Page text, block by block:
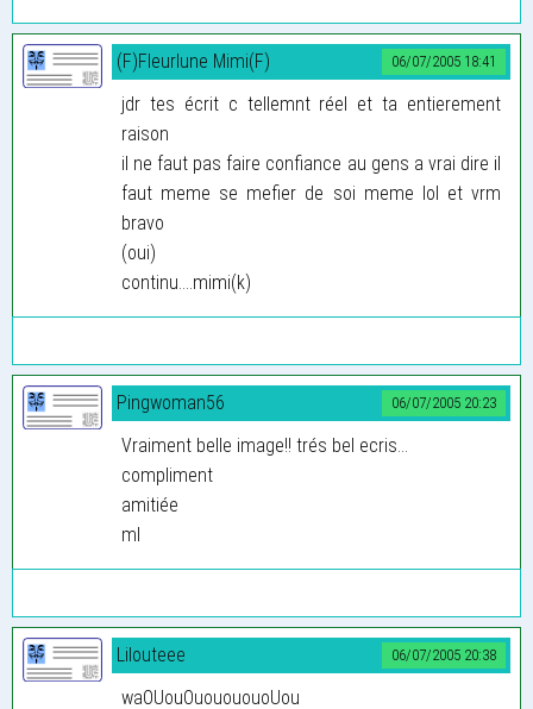
06/07/2005 18:41
(F)Fleurlune Mimi(F)
jdr tes écrit c tellemnt réel et ta entierement
raison
il ne faut pas faire confiance au gens a vrai dire il
faut meme se mefier de soi meme lol et vrm
bravo
(oui)
continu....mimi(k)
06/07/2005 20:23
Pingwoman56
Vraiment belle image!! trés bel ecris...
compliment
amitiée
ml
06/07/2005 20:38
Lilouteee
waOUouOuouououoUou